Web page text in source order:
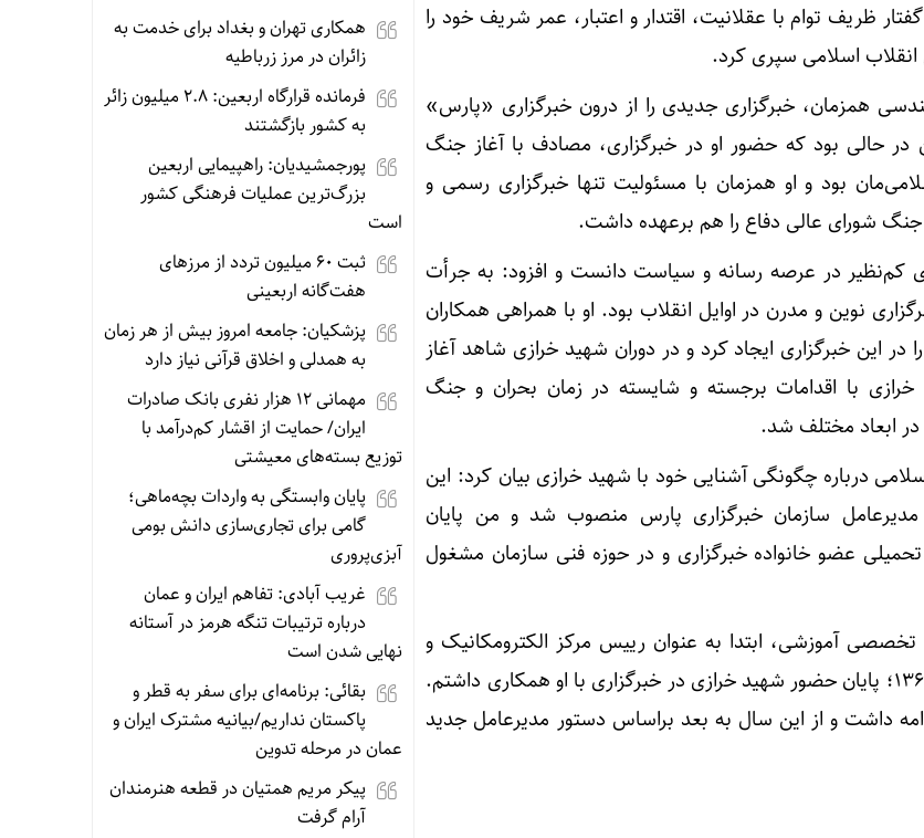
ظریف توام با عقلانیت، اقتدار و اعتبار، عمر شریف خود را
انقلاب اسلامی سپری کرد.
همزمان، خبرگزاری جدیدی را از درون خبرگزاری «پارس»
در حالی بود که حضور او در خبرگزاری، مصادف با آغاز جنگ
بود و او همزمان با مسئولیت تنها خبرگزاری رسمی و
شورای عالی دفاع را هم برعهده داشت.
کم‌نظیر در عرصه رسانه و سیاست دانست و افزود: به جرأت
نوین و مدرن در اوایل انقلاب بود. او با همراهی همکاران
این خبرگزاری ایجاد کرد و در دوران شهید خرازی شاهد آغاز
خرازی با اقدامات برجسته و شایسته‌ در زمان بحران و جنگ
ابعاد مختلف شد.
درباره چگونگی آشنایی خود با شهید خرازی بیان کرد: این
سال ۱۳۵۹ به عنوان مدیرعامل سازمان خبرگزاری پارس منصوب شد و من پایان
آغاز جنگ تحمیلی عضو خانواده خبرگزاری و در حوزه فنی سازمان مشغول
آموزشی، ابتدا به عنوان رییس مرکز الکترومکانیک و
سپس به عنوان مدیر مهندسی تا سال ۱۳۶۸؛ پایان حضور شهید خرازی در خبرگزاری با او همکاری داشتم.
در حوزه فنی ادامه داشت و از این سال به بعد براساس دستور مدیرعامل جدید
همکاری تهران و بغداد برای خدمت به
زائران در مرز زرباطیه
فرمانده قرارگاه اربعین: ۲.۸ میلیون زائر
به کشور بازگشتند
پورجمشیدیان: راهپیمایی اربعین
بزرگ‌ترین عملیات فرهنگی کشور
است
ثبت ۶۰ میلیون تردد از مرزهای
هفت‌گانه اربعینی
پزشکیان: جامعه امروز بیش از هر زمان
به همدلی و اخلاق قرآنی نیاز دارد
مهمانی ۱۲ هزار نفری بانک صادرات
ایران/ حمایت از اقشار کم‌درآمد با
توزیع بسته‌های معیشتی
پایان وابستگی به واردات بچه‌ماهی؛
گامی برای تجاری‌سازی دانش بومی
آبزی‌پروری
غریب آبادی: تفاهم ایران و عمان
درباره ترتیبات تنگه هرمز در آستانه
نهایی شدن است
بقائی: برنامه‌ای برای سفر به قطر و
پاکستان نداریم/بیانیه مشترک ایران و
عمان در مرحله تدوین
پیکر مریم همتیان در قطعه هنرمندان
آرام گرفت